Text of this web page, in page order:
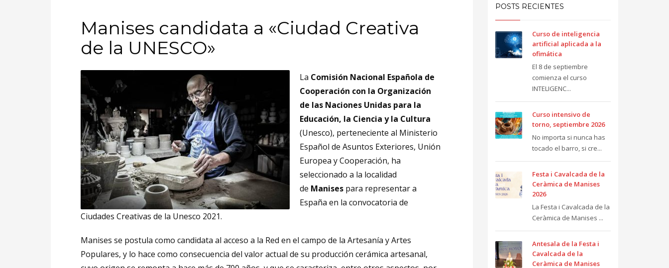
Manises candidata a «Ciudad Creativa
de la UNESCO»
La Comisión Nacional Española de
Cooperación con la Organización
de las Naciones Unidas para la
Educación, la Ciencia y la Cultura
(Unesco), perteneciente al Ministerio
Español de Asuntos Exteriores, Unión
Europea y Cooperación, ha
seleccionado a la localidad
de Manises para representar a
España en la convocatoria de
Ciudades Creativas de la Unesco 2021.
Manises se postula como candidata al acceso a la Red en el campo de la Artesanía y Artes
Populares, y lo hace como consecuencia del valor actual de su producción cerámica artesanal,
POSTS RECIENTES
Curso de inteligencia
artificial aplicada a la
ofimática
El 8 de septiembre
comienza el curso
INTELIGENC...
Curso intensivo de
torno, septiembre 2026
No importa si nunca has
tocado el barro, si cre...
Festa i Cavalcada de la
Ceràmica de Manises
2026
La Festa i Cavalcada de la
Ceràmica de Manises ...
Antesala de la Festa i
Cavalcada de la
Ceràmica de Manises